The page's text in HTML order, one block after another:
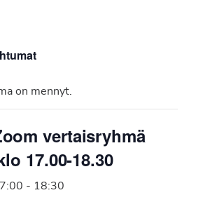
on mennyt.
vertaisryhmä
17.00-18.30
- 18:30